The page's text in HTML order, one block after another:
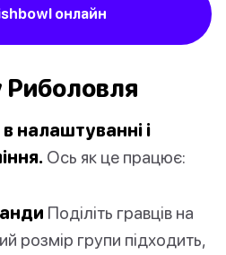
онлайн
Риболовля
налаштуванні і
Ось як це працює:
Поділіть гравців на
розмір групи підходить,